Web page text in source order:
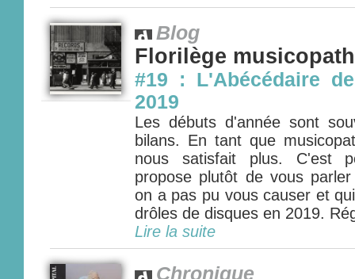
Blog
Florilège
#19 : L'Abécédaire
2019
Les débuts d'année sont
bilans. En tant que
nous satisfait plus. C'est
propose plutôt de vous
on a pas pu vous causer et
drôles de disques en 2019.
Lire la suite
Chronique